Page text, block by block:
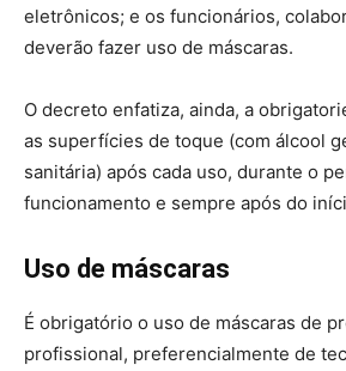
eletrônicos; e os funcionários,
deverão fazer uso de máscaras.
O decreto enfatiza, ainda, a
as superfícies de toque (com álcool
sanitária) após cada uso, durante o
funcionamento e sempre após do
Uso de máscaras
É obrigatório o uso de máscaras de
profissional, preferencialmente de